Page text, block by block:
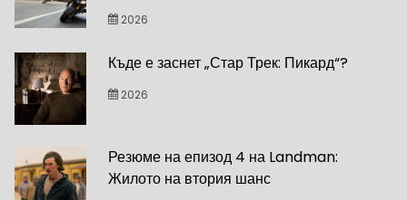
2026
Къде е заснет „Стар Трек: Пикард“?
2026
Резюме на епизод 4 на Landman:
Жилото на втория шанс